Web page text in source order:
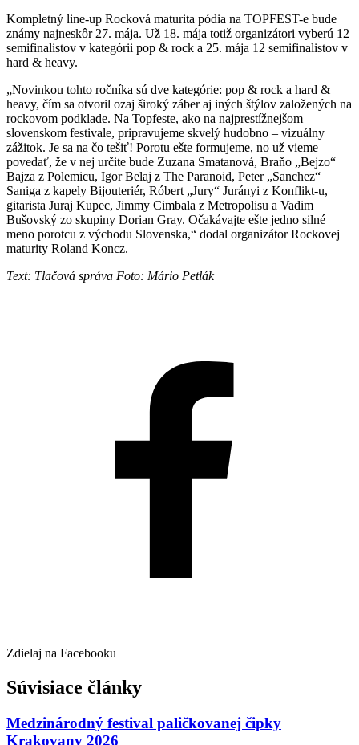
Kompletný line-up Rocková maturita pódia na TOPFEST-e bude
známy najneskôr 27. mája. Už 18. mája totiž organizátori vyberú 12
semifinalistov v kategórii pop & rock a 25. mája 12 semifinalistov v
hard & heavy.
„Novinkou tohto ročníka sú dve kategórie: pop & rock a hard &
heavy, čím sa otvoril ozaj široký záber aj iných štýlov založených na
rockovom podklade. Na Topfeste, ako na najprestížnejšom
slovenskom festivale, pripravujeme skvelý hudobno – vizuálny
zážitok. Je sa na čo tešiť! Porotu ešte formujeme, no už vieme
povedať, že v nej určite bude Zuzana Smatanová, Braňo „Bejzo“
Bajza z Polemicu, Igor Belaj z The Paranoid, Peter „Sanchez“
Saniga z kapely Bijouteriér, Róbert „Jury“ Jurányi z Konflikt-u,
gitarista Juraj Kupec, Jimmy Cimbala z Metropolisu a Vadim
Bušovský zo skupiny Dorian Gray. Očakávajte ešte jedno silné
meno porotcu z východu Slovenska,“ dodal organizátor Rockovej
maturity Roland Koncz.
Text: Tlačová správa Foto: Mário Petlák
Zdielaj na Facebooku
Súvisiace články
Medzinárodný festival paličkovanej čipky
Krakovany 2026